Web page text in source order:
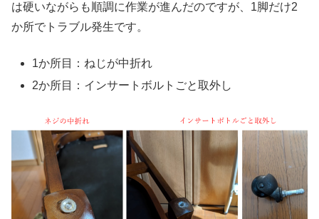
は硬いながらも順調に作業が進んだのですが、1脚だけ2
か所でトラブル発生です。
1か所目：ねじが中折れ
2か所目：インサートボルトごと取外し